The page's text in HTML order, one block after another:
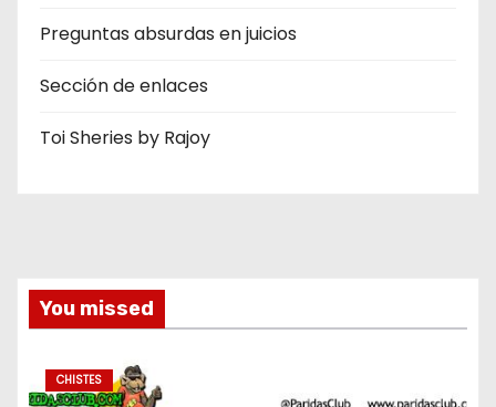
Preguntas absurdas en juicios
Sección de enlaces
Toi Sheries by Rajoy
You missed
CHISTES